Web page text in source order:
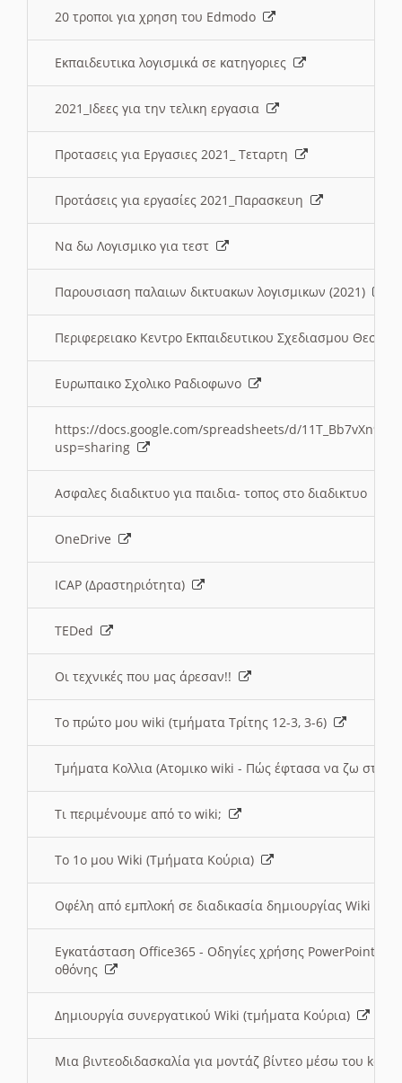
20 τροποι για χρηση του Edmodo
Εκπαιδευτικα λογισμικά σε κατηγοριες
2021_Ιδεες για την τελικη εργασια
Προτασεις για Εργασιες 2021_ Τεταρτη
Προτάσεις για εργασίες 2021_Παρασκευη
Να δω Λογισμικο για τεστ
Παρουσιαση παλαιων δικτυακων λογισμικων (2021)
Περιφερειακο Κεντρο Εκπαιδευτικου Σχεδιασμου
Ευρωπαικο Σχολικο Ραδιοφωνο
https://docs.google.com/spreadsheets/d/
usp=sharing
Ασφαλες διαδικτυο για παιδια- τοπος στο διαδικτυο
OneDrive
ICAP (Δραστηριότητα)
TEDed
Οι τεχνικές που μας άρεσαν!!
Το πρώτο μου wiki (τμήματα Τρίτης 12-3, 3-6)
Τμήματα Κολλια (Ατομικο wiki - Πώς έφτασα να ζω στην
Τι περιμένουμε από το wiki;
Το 1ο μου Wiki (Τμήματα Κούρια)
Οφέλη από εμπλοκή σε διαδικασία δημιουργίας Wiki
Εγκατάσταση Office365 - Οδηγίες χρήσης PowerPoint
οθόνης
Δημιουργία συνεργατικού Wiki (τμήματα Κούρια)
Μια βιντεοδιδασκαλία για μοντάζ βίντεο μέσω του